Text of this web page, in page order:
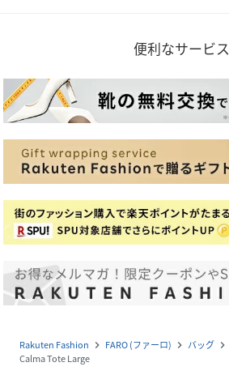
便利なサービス
Rakuten Fashion navigate_next FARO (ファーロ) navigate_next バッグ navigate_next
Calma Tote Large